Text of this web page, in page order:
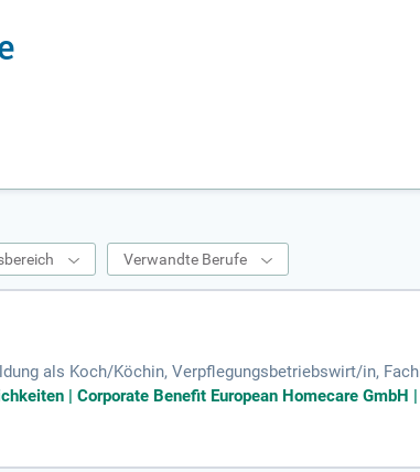
Verwandte Berufe
als Koch/Köchin, Verpflegungsbetriebswirt/in,
oder vergleichbare Qualifikation;
| Corporate Benefit European Homecare GmbH